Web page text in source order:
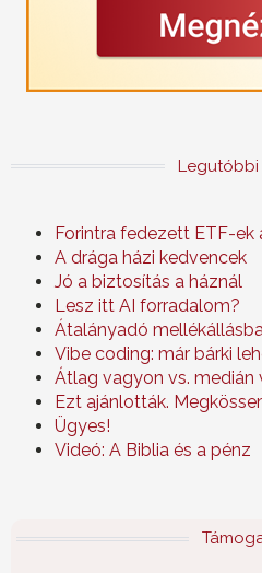
Legutóbbi
Forintra fedezett ETF-ek
A drága házi kedvencek
Jó a biztosítás a háznál
Lesz itt AI forradalom?
Átalányadó
Vibe coding: már bárki
Átlag vagyon vs. medián
Ezt ajánlották.
Ügyes!
Videó: A Biblia és a pénz